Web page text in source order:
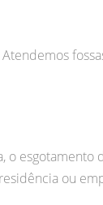
o esgotamento
ou